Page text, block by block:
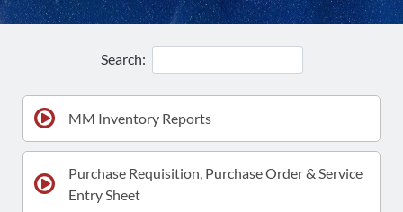
Search:
MM Inventory Reports
Purchase Requisition, Purchase Order & Service
Entry Sheet